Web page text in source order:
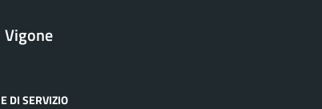
Vigone
DI SERVIZIO